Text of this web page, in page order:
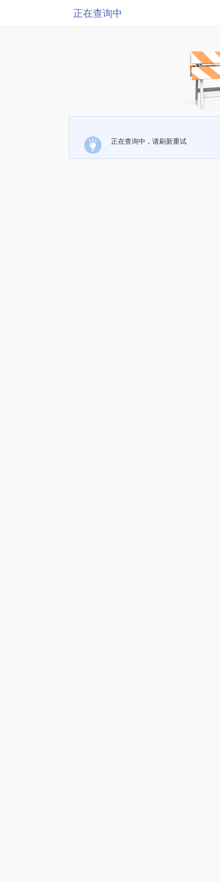
正在查询中
正在查询中，请刷新重试